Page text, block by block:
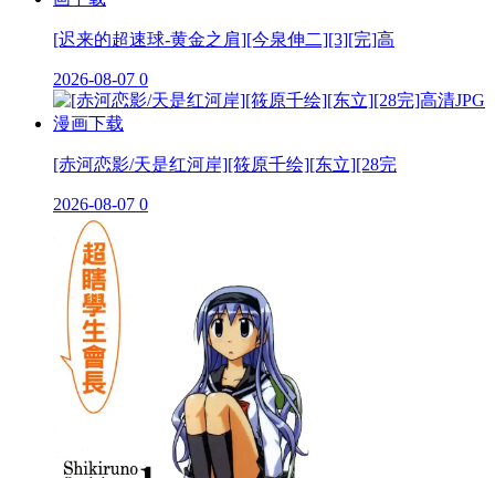
[迟来的超速球-黄金之肩][今泉伸二][3][完]高
2026-08-07 0
[赤河恋影/天是红河岸][筱原千绘][东立][28完
2026-08-07 0